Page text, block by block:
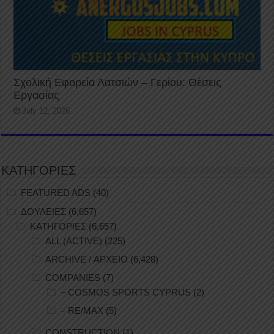
Σχολική Εφορεία Λατσιών – Γερίου: Θέσεις
Εργασίας
July 12, 2026
ΚΑΤΗΓΟΡΙΕΣ
FEATURED ADS (40)
ΔΟΥΛΕΙΕΣ (6,657)
ΚΑΤΗΓΟΡΙΕΣ (6,657)
ALL (ACTIVE) (225)
ARCHIVE / ΑΡΧΕΙΟ (6,428)
COMPANIES (7)
– COSMOS SPORTS CYPRUS (2)
– RE/MAX (5)